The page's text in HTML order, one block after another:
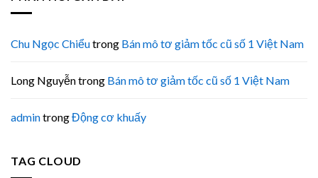
Chu Ngọc Chiểutrong Bán mô tơ giảm tốc cũ số 1 Việt Nam
Long Nguyễntrong Bán mô tơ giảm tốc cũ số 1 Việt Nam
admintrongĐộng cơ khuấy
TAG CLOUD